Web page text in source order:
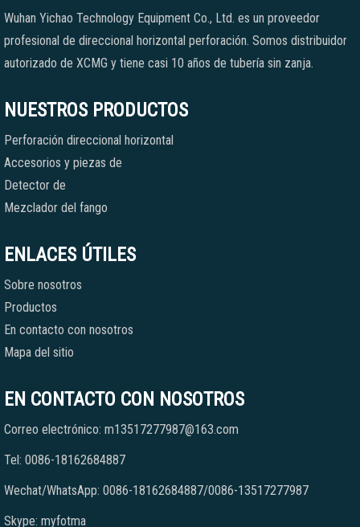
Wuhan Yichao Technology Equipment Co., Ltd. es un proveedor
profesional de direccional horizontal perforación. Somos distribuidor
autorizado de XCMG y tiene casi 10 años de tubería sin zanja.
NUESTROS PRODUCTOS
Perforación direccional horizontal
Accesorios y piezas de
Detector de
Mezclador del fango
ENLACES ÚTILES
Sobre nosotros
Productos
En contacto con nosotros
Mapa del sitio
EN CONTACTO CON NOSOTROS
Correo electrónico: m13517277987@163.com
Tel: 0086-18162684887
Wechat/WhatsApp: 0086-18162684887/0086-13517277987
Skype: myfotma